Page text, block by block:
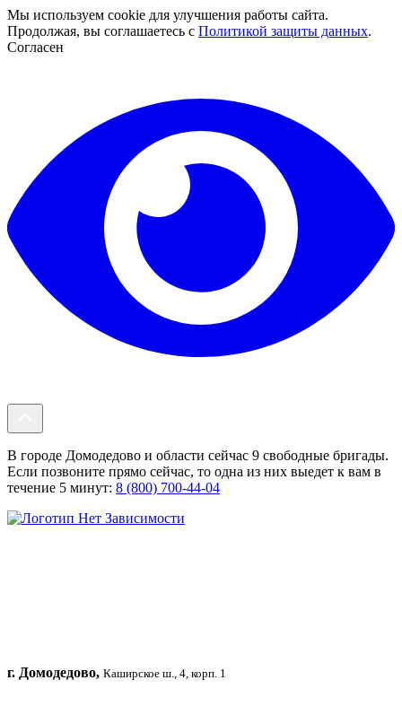
Мы используем cookie для улучшения работы сайта.
Продолжая, вы соглашаетесь с Политикой защиты данных.
Согласен
В городе Домодедово и области сейчас 9 свободные бригады.
Если позвоните прямо сейчас, то одна из них выедет к вам в
течение 5 минут: 8 (800) 700-44-04
г. Домодедово, Каширское ш., 4, корп. 1